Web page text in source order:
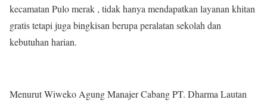
kecamatan Pulo merak , tidak hanya mendapatkan layanan khitan
gratis tetapi juga bingkisan berupa peralatan sekolah dan
kebutuhan harian.
Menurut Wiweko Agung Manajer Cabang PT. Dharma Lautan